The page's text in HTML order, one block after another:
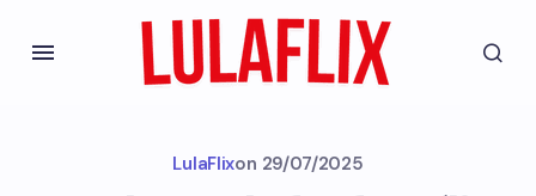
LulaFlixon 29/07/2025